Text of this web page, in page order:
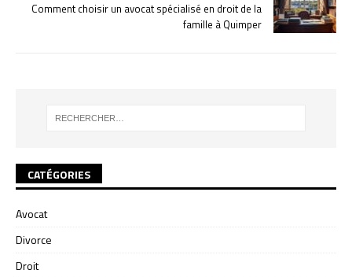
Comment choisir un avocat spécialisé en droit de la
famille à Quimper
CATÉGORIES
Avocat
Divorce
Droit